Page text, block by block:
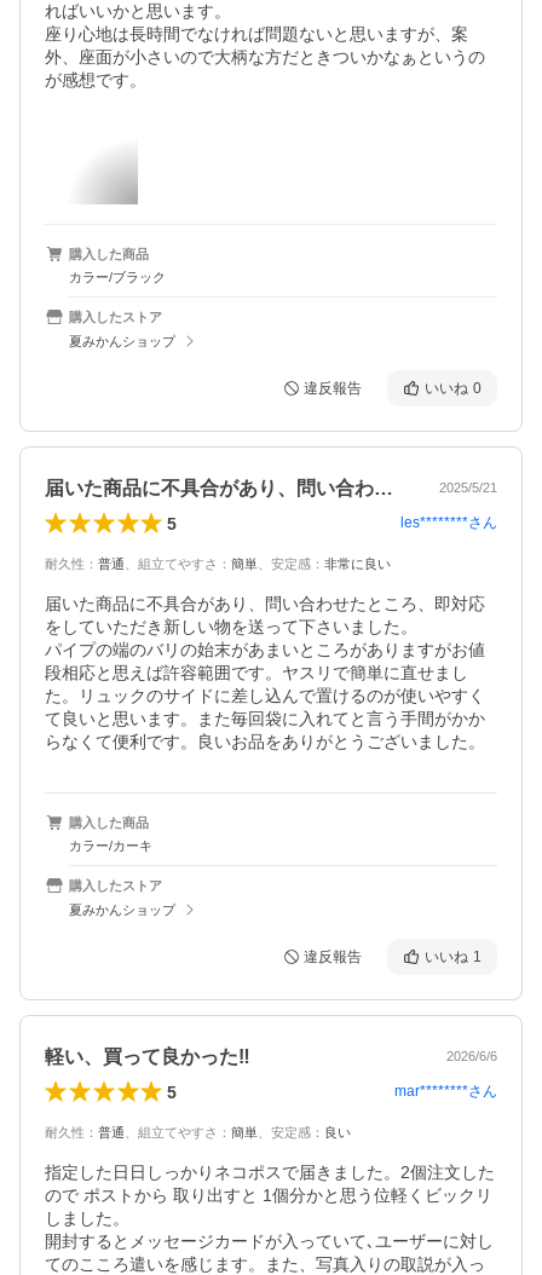
ればいいかと思います。
座り心地は長時間でなければ問題ないと思いますが、案
外、座面が小さいので大柄な方だときついかなぁというの
が感想です。
購入した商品
カラー/ブラック
購入したストア
夏みかんショップ
違反報告 いいね 0
届いた商品に不具合があり、問い合わせた… 2025/5/21
5 les********さん
耐久性 ： 普通 組立てやすさ ： 簡単 安定感 ： 非常に良い
届いた商品に不具合があり、問い合わせたところ、即対応
をしていただき新しい物を送って下さいました。
パイプの端のバリの始末があまいところがありますがお値
段相応と思えば許容範囲です。ヤスリで簡単に直せまし
た。リュックのサイドに差し込んで置けるのが使いやすく
て良いと思います。また毎回袋に入れてと言う手間がかか
らなくて便利です。良いお品をありがとうございました。
購入した商品
カラー/カーキ
購入したストア
夏みかんショップ
違反報告 いいね 1
軽い、買って良かった‼️ 2026/6/6
5 mar********さん
耐久性 ： 普通 組立てやすさ ： 簡単 安定感 ： 良い
指定した日日しっかりネコポスで届きました。2個注文した
ので ポストから 取り出すと 1個分かと思う位軽くビックリ
しました。
開封するとメッセージカードが入っていて､ユーザーに対し
てのこころ遣いを感じます。また、写真入りの取説が入っ